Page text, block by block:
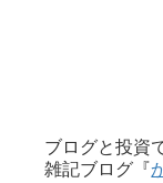
ブログと投資
雑記ブログ『